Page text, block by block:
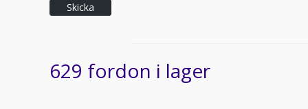
Skicka
629 fordon i lager